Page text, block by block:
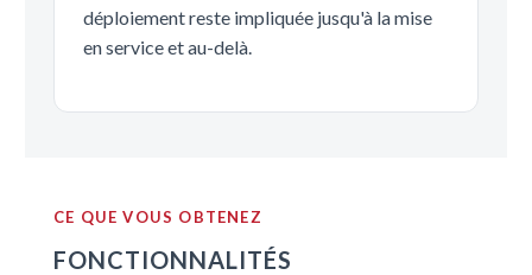
déploiement reste impliquée jusqu'à la mise
en service et au-delà.
CE QUE VOUS OBTENEZ
FONCTIONNALITÉS